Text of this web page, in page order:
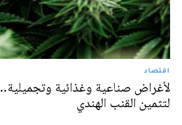
اقتصاد
لأغراض صناعية وغذائية
لتثمين القنب الهندي